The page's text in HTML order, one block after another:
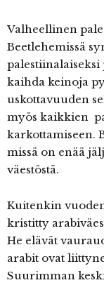
Valheellinen
Beetlehemissä
kaihda keinoja
uskottavuuden
myös kaikkien
karkottamiseen.
missä on enää
väestöstä.
Kuitenkin
kristitty
He elävät
arabit ovat
Suurimman